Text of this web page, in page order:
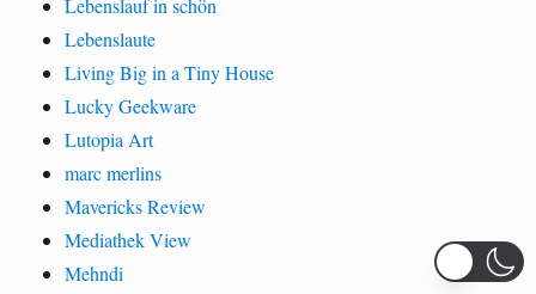
Lebenslauf in schön
Lebenslaute
Living Big in a Tiny House
Lucky Geekware
Lutopia Art
marc merlins
Mavericks Review
Mediathek View
Mehndi